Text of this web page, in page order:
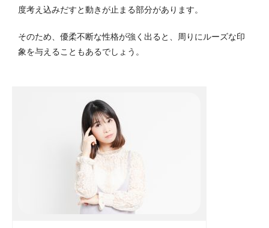
度考え込みだすと動きが止まる部分があります。
そのため、優柔不断な性格が強く出ると、周りにルーズな印
象を与えることもあるでしょう。